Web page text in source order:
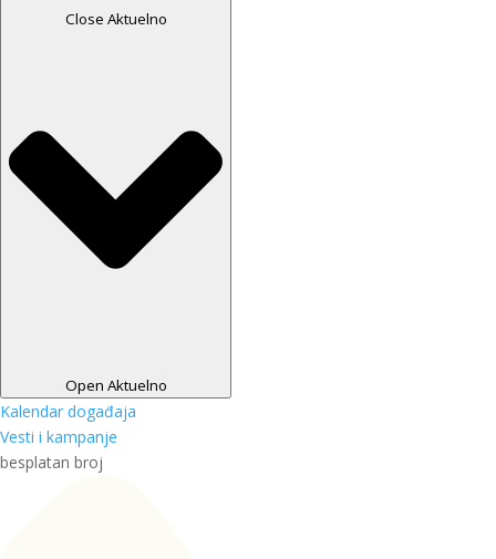
Close Aktuelno
Open Aktuelno
Kalendar događaja
Vesti i kampanje
besplatan broj